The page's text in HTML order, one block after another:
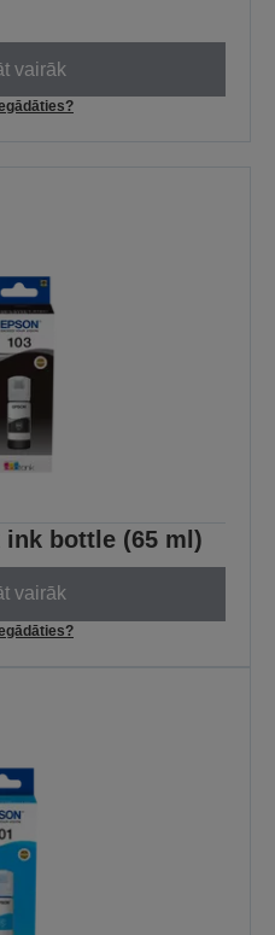
vairāk
ink bottle (65 ml)
vairāk